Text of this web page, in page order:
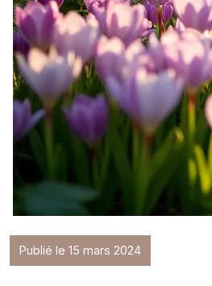
Publié le 15 mars 2024